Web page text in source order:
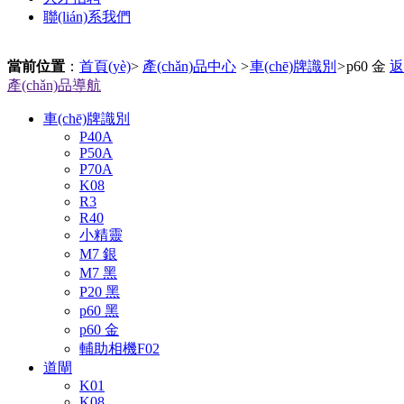
聯(lián)系我們
當前位置 ： 首頁(yè)> 產(chǎn)品中心 >車(chē)牌識別 >p60 金
產(chǎn)品導航
車(chē)牌識別
P40A
P50A
P70A
K08
R3
R40
小精靈
M7 銀
M7 黑
P20 黑
p60 黑
p60 金
輔助相機F02
道閘
K01